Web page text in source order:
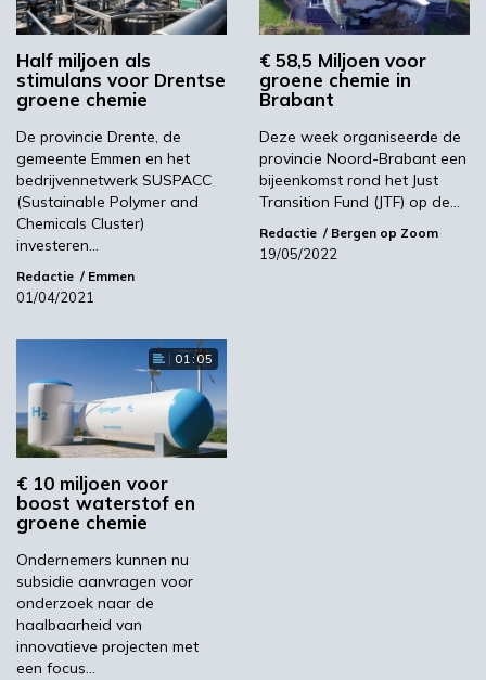
Volgende
Ubuntoo spreekt over bioplastics tijdens
Meest gelezen
00:46
YPACK project gestart in Spanje
Half miljoen als
stimulans voor Drentse
groene chemie
De provincie Drente, de
gemeente Emmen en het
bedrijvennetwerk SUSPACC
(Sustainable Polymer and
Chemicals Cluster)
investeren…
Redactie Emmen
01/04/2021
€ 58,5 Miljoen voor
groene chemie in
Brabant
Deze week organiseerde de
provincie Noord-Brabant een
bijeenkomst rond het Just
Transition Fund (JTF) op de…
Redactie Bergen op Zoom
19/05/2022
01:05
€ 10 miljoen voor
boost waterstof en
groene chemie
Ondernemers kunnen nu
subsidie aanvragen voor
onderzoek naar de
haalbaarheid van
innovatieve projecten met
een focus…